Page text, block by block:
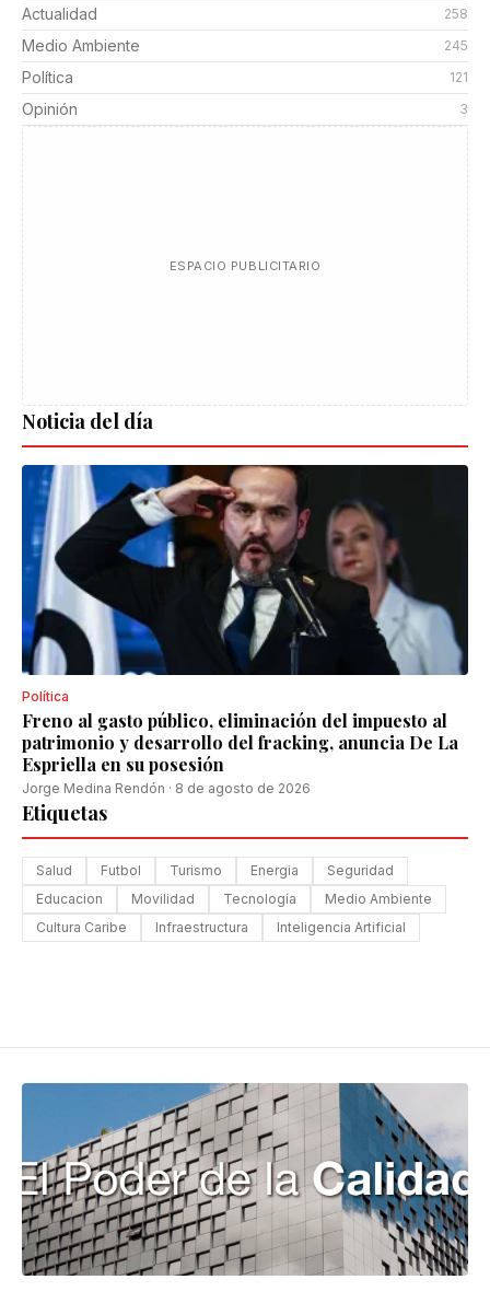
Actualidad 258
Medio Ambiente 245
Política 121
Opinión 3
ESPACIO PUBLICITARIO
Noticia del día
Política
Freno al gasto público, eliminación del impuesto al
patrimonio y desarrollo del fracking, anuncia De La
Espriella en su posesión
Jorge Medina Rendón · 8 de agosto de 2026
Etiquetas
Salud Futbol Turismo Energia
Seguridad
Educacion
Movilidad Tecnología
Medio Ambiente
Cultura Caribe
Infraestructura Inteligencia Artificial